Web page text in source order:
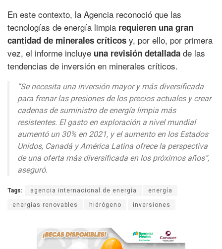
En este contexto, la Agencia reconoció que las
tecnologías de energía limpia requieren una gran
cantidad de minerales críticos y, por ello, por primera
vez, el informe incluye una revisión detallada de las
tendencias de inversión en minerales críticos.
“Se necesita una inversión mayor y más diversificada
para frenar las presiones de los precios actuales y crear
cadenas de suministro de energía limpia más
resistentes. El gasto en exploración a nivel mundial
aumentó un 30% en 2021, y el aumento en los Estados
Unidos, Canadá y América Latina ofrece la perspectiva
de una oferta más diversificada en los próximos años”,
aseguró.
Tags: agencia internacional de energía energía
energías renovables hidrógeno inversiones